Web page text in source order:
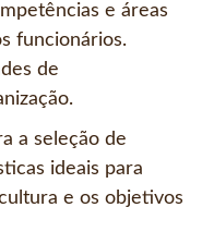
e áreas
funcionários.
de
a seleção de
ideais para
e os objetivos